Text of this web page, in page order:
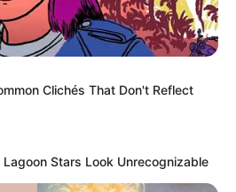
Clichés That Don't Reflect
Stars Look Unrecognizable